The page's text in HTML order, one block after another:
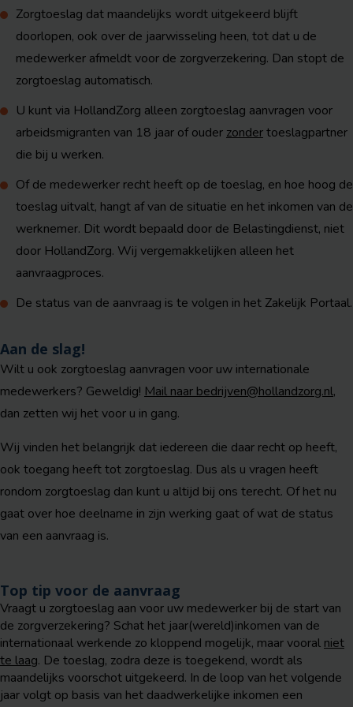
Zorgtoeslag dat maandelijks wordt uitgekeerd blijft
doorlopen, ook over de jaarwisseling heen, tot dat u de
medewerker afmeldt voor de zorgverzekering. Dan stopt de
zorgtoeslag automatisch.
U kunt via HollandZorg alleen zorgtoeslag aanvragen voor
arbeidsmigranten van 18 jaar of ouder zondertoeslagpartner
die bij u werken.
Of de medewerker recht heeft op de toeslag, en hoe hoog de
toeslag uitvalt, hangt af van de situatie en het inkomen van de
werknemer. Dit wordt bepaald door de Belastingdienst, niet
door HollandZorg. Wij vergemakkelijken alleen het
aanvraagproces.
De status van de aanvraag is te volgen in het Zakelijk Portaal.
Aan de slag!
Wilt u ook zorgtoeslag aanvragen voor uw internationale
medewerkers? Geweldig! Mail naar bedrijven@hollandzorg.nl,
dan zetten wij het voor u in gang.
Wij vinden het belangrijk dat iedereen die daar recht op heeft,
ook toegang heeft tot zorgtoeslag. Dus als u vragen heeft
rondom zorgtoeslag dan kunt u altijd bij ons terecht. Of het nu
gaat over hoe deelname in zijn werking gaat of wat de status
van een aanvraag is.
Top tip voor de aanvraag
Vraagt u zorgtoeslag aan voor uw medewerker bij de start van
de zorgverzekering? Schat het jaar(wereld)inkomen van de
internationaal werkende zo kloppend mogelijk, maar vooral niet
te laag. De toeslag, zodra deze is toegekend, wordt als
maandelijks voorschot uitgekeerd. In de loop van het volgende
jaar volgt op basis van het daadwerkelijke inkomen een